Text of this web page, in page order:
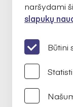
naršydami
slapukų
Būtini